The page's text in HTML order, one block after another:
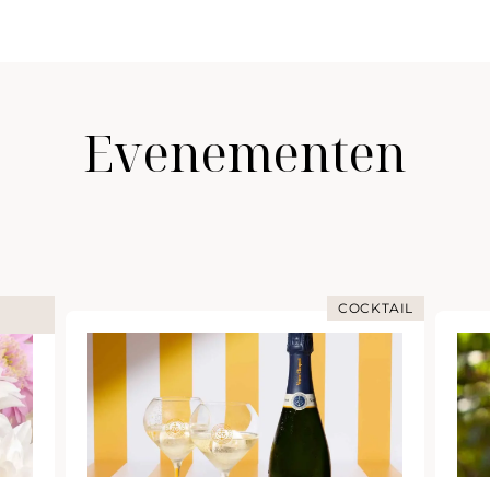
Evenementen
COCKTAIL